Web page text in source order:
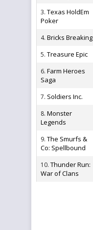
3. Texas HoldEm
Poker
4. Bricks Breaking
5. Treasure Epic
6. Farm Heroes
Saga
7. Soldiers Inc.
8. Monster
Legends
9. The Smurfs &
Co: Spellbound
10. Thunder Run:
War of Clans